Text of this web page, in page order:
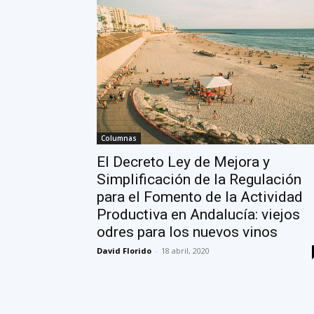
Columnas
El Decreto Ley de Mejora y
Simplificación de la Regulación
para el Fomento de la Actividad
Productiva en Andalucía: viejos
odres para los nuevos vinos
David Florido - 18 abril, 2020